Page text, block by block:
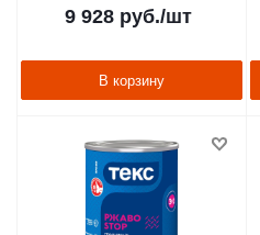
9 928руб./шт
В корзину